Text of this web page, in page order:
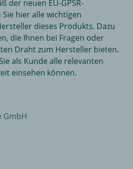
der neuen EU-GPSR-
hier alle wichtigen
dieses Produkts. Dazu
die Ihnen bei Fragen oder
Draht zum Hersteller bieten.
als Kunde alle relevanten
einsehen können.
GmbH